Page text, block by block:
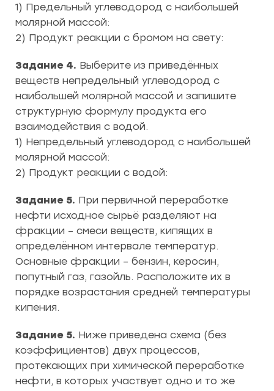
1) Предельный углеводород с наибольшей
молярной массой:
2) Продукт реакции с бромом на свету:
Задание 4. Выберите из приведённых
веществ непредельный углеводород с
наибольшей молярной массой и запишите
структурную формулу продукта его
взаимодействия с водой.
1) Непредельный углеводород с наибольшей
молярной массой:
2) Продукт реакции с водой:
Задание 5. При первичной переработке
нефти исходное сырьё разделяют на
фракции – смеси веществ, кипящих в
определённом интервале температур.
Основные фракции – бензин, керосин,
попутный газ, газойль. Расположите их в
порядке возрастания средней температуры
кипения.
Задание 5. Ниже приведена схема (без
коэффициентов) двух процессов,
протекающих при химической переработке
нефти, в которых участвует одно и то же